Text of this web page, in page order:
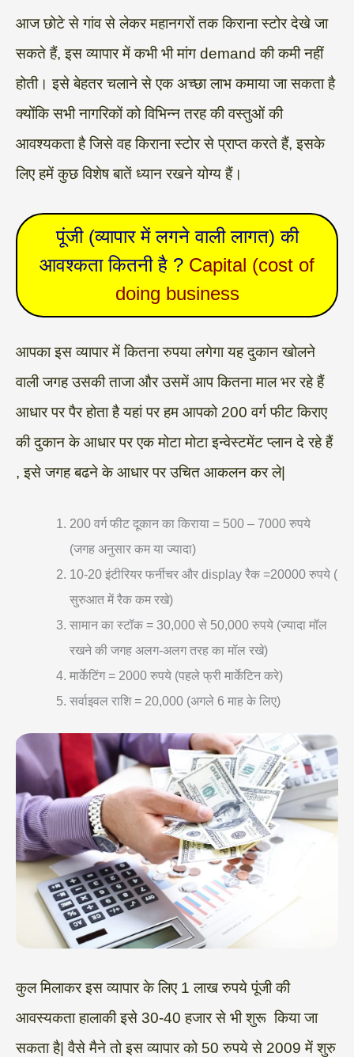
आज छोटे से गांव से लेकर महानगरों तक किराना स्टोर देखे जा
सकते हैं, इस व्यापार में कभी भी मांग demand की कमी नहीं
होती। इसे बेहतर चलाने से एक अच्छा लाभ कमाया जा सकता है
क्योंकि सभी नागरिकों को विभिन्न तरह की वस्तुओं की
आवश्यकता है जिसे वह किराना स्टोर से प्राप्त करते हैं, इसके
लिए हमें कुछ विशेष बातें ध्यान रखने योग्य हैं।
पूंजी (व्यापार में लगने वाली लागत) की
आवश्कता कितनी है ? Capital (cost of
doing business
आपका इस व्यापार में कितना रुपया लगेगा यह दुकान खोलने
वाली जगह उसकी ताजा और उसमें आप कितना माल भर रहे हैं
आधार पर पैर होता है यहां पर हम आपको 200 वर्ग फीट किराए
की दुकान के आधार पर एक मोटा मोटा इन्वेस्टमेंट प्लान दे रहे हैं
, इसे जगह बढने के आधार पर उचित आकलन कर ले|
200 वर्ग फीट दूकान का किराया = 500 – 7000 रुपये
(जगह अनुसार कम या ज्यादा)
10-20 इंटीरियर फर्नीचर और display रैक =20000 रुपये (
सुरुआत में रैक कम रखे)
सामान का स्टॉक = 30,000 से 50,000 रुपये (ज्यादा मॉल
रखने की जगह अलग-अलग तरह का मॉल रखे)
मार्केटिंग = 2000 रुपये (पहले फ्री मार्केटिन करे)
सर्वाइवल राशि = 20,000 (अगले 6 माह के लिए)
कुल मिलाकर इस व्यापार के लिए 1 लाख रुपये पूंजी की
आवस्यकता हालाकी इसे 30-40 हजार से भी शुरू किया जा
सकता है| वैसे मैने तो इस व्यापार को 50 रुपये से 2009 में शुरु